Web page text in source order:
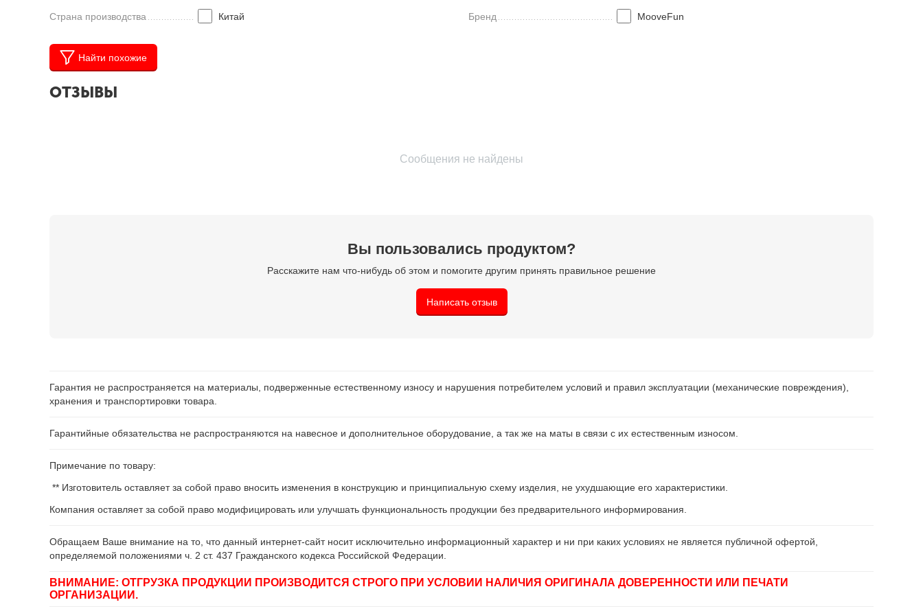
Страна производства Китай Бренд MooveFun
Найти похожие
ОТЗЫВЫ
Сообщения не найдены
Вы пользовались продуктом?
Расскажите нам что-нибудь об этом и помогите другим принять правильное решение
Написать отзыв
Гарантия не распространяется на материалы, подверженные естественному износу и нарушения потребителем условий и правил эксплуатации (механические повреждения),
хранения и транспортировки товара.
Гарантийные обязательства не распространяются на навесное и дополнительное оборудование, а так же на маты в связи с их естественным износом.
Примечание по товару:
** Изготовитель оставляет за собой право вносить изменения в конструкцию и принципиальную схему изделия, не ухудшающие его характеристики.
Компания оставляет за собой право модифицировать или улучшать функциональность продукции без предварительного информирования.
Обращаем Ваше внимание на то, что данный интернет-сайт носит исключительно информационный характер и ни при каких условиях не является публичной офертой,
определяемой положениями ч. 2 ст. 437 Гражданского кодекса Российской Федерации.
ВНИМАНИЕ: ОТГРУЗКА ПРОДУКЦИИ ПРОИЗВОДИТСЯ СТРОГО ПРИ УСЛОВИИ НАЛИЧИЯ ОРИГИНАЛА ДОВЕРЕННОСТИ ИЛИ ПЕЧАТИ
ОРГАНИЗАЦИИ.